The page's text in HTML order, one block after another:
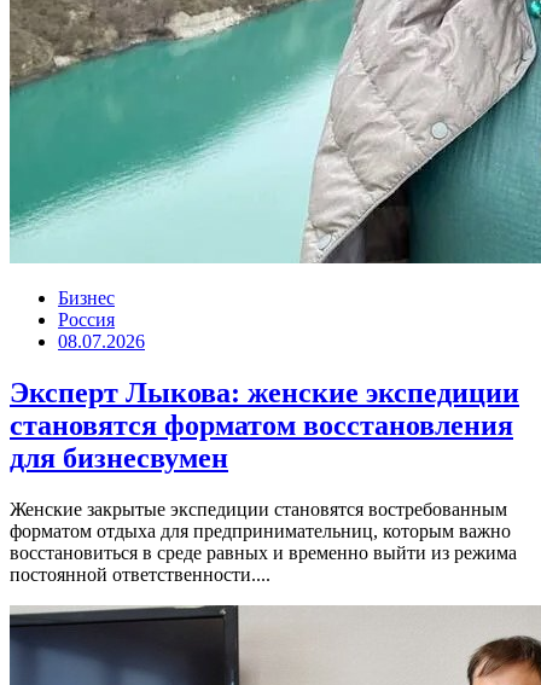
Бизнес
Россия
08.07.2026
Эксперт Лыкова: женские экспедиции
становятся форматом восстановления
для бизнесвумен
Женские закрытые экспедиции становятся востребованным
форматом отдыха для предпринимательниц, которым важно
восстановиться в среде равных и временно выйти из режима
постоянной ответственности....